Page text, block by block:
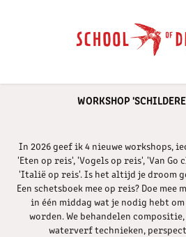
WORKSHOP
In 2026 geef ik 4 nieuwe workshops,
'Eten op reis', 'Vogels op reis', 'Van
'Italië op reis'. Is het altijd je droom
Een schetsboek mee op reis? Doe mee
in één middag wat je nodig hebt om
worden. We behandelen
waterverf technieken,